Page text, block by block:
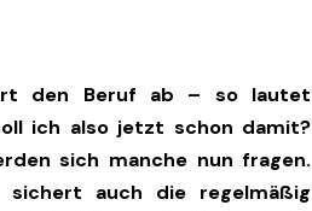
den Beruf ab – so lautet
ich also jetzt schon damit?
sich manche nun fragen.
sichert auch die regelmäßig